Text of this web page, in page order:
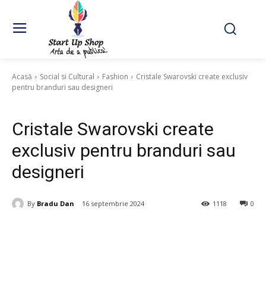
Acasă Social si Cultural Fashion
Cristale Swarovski create exclusiv
pentru branduri sau designeri
Cristale Swarovski create
exclusiv pentru branduri sau
designeri
By Bradu Dan 16 septembrie 2024 0
1118